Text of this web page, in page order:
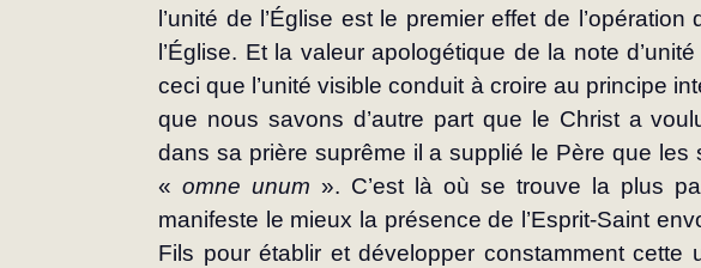
l’unité de l’Église est le premier effet de
l’Église. Et la valeur apologétique de la note
ceci que l’unité visible conduit à croire au principe
que nous savons d’autre part que le Christ a
dans sa prière suprême il a supplié le Père que les
« omne unum ». C’est là où se trouve la plus
manifeste le mieux la présence de l’Esprit-Saint
Fils pour établir et développer constamment cette